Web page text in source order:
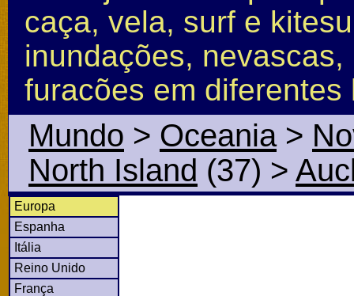
caça, vela, surf e
inundações,
furacões em
Mundo > Oceania>
North Island (37) >
Europa
Espanha
Itália
Reino Unido
França